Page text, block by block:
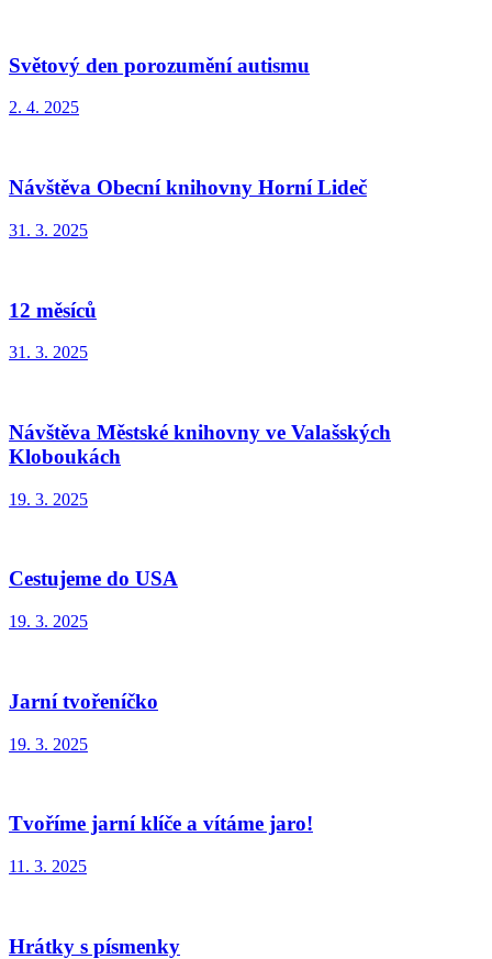
Světový den porozumění autismu
2. 4. 2025
Návštěva Obecní knihovny Horní Lideč
31. 3. 2025
12 měsíců
31. 3. 2025
Návštěva Městské knihovny ve Valašských
Kloboukách
19. 3. 2025
Cestujeme do USA
19. 3. 2025
Jarní tvořeníčko
19. 3. 2025
Tvoříme jarní klíče a vítáme jaro!
11. 3. 2025
Hrátky s písmenky